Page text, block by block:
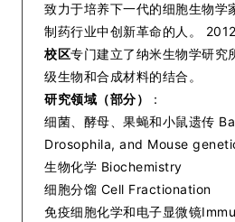
致力于培养下一代的细胞生物学
制药行业中创新革命的人。
校区专门建立了纳米生物学研究
级生物和合成材料的结合。
研究领域（部分）
：
细菌、酵母、果蝇和小鼠遗传
Drosophila, and Mouse
生物化学 Biochemistry
细胞分馏 Cell Fractionation
免疫细胞化学和电子显微镜